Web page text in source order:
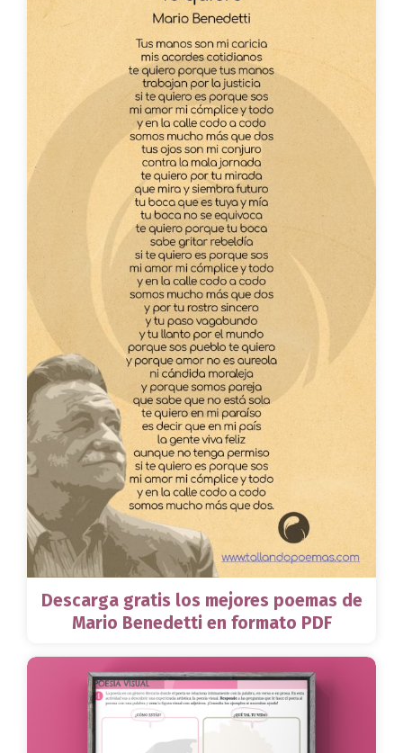
Descarga gratis los mejores poemas de
Mario Benedetti en formato PDF